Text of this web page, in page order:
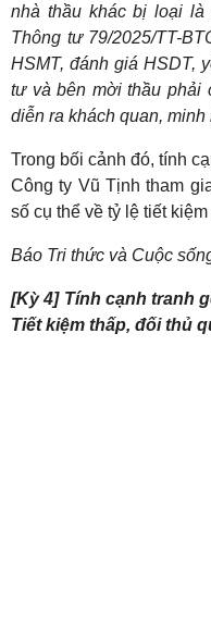
nhà thầu khác bị loại là
Thông tư 79/2025/TT-
HSMT, đánh giá HSDT,
tư và bên mời thầu phải
diễn ra khách quan, minh
Trong bối cảnh đó, tính
Công ty Vũ Tịnh tham
số cụ thể về tỷ lệ tiết
Báo Tri thức và Cuộc
[Kỳ 4] Tính cạnh tranh
Tiết kiệm thấp, đối thủ